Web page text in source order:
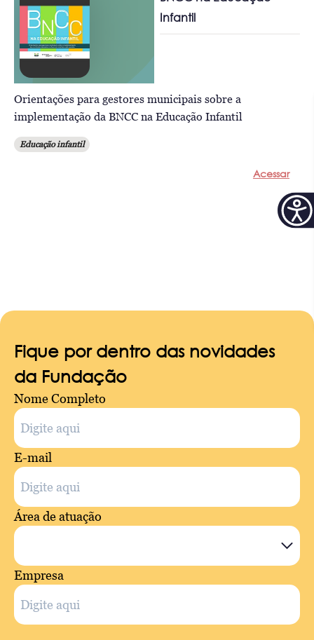
Infantil
Orientações para gestores municipais sobre a
implementação da BNCC na Educação Infantil
Educação infantil
Acessar
Fique por dentro das novidades
da Fundação
Nome Completo
E-mail
Área de atuação
Empresa